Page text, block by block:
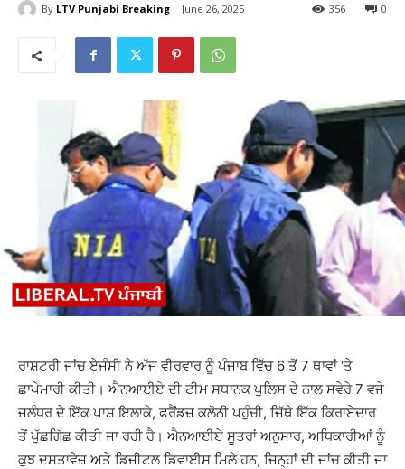
By LTV Punjabi Breaking June 26, 2025 0
356
ਰਾਸ਼ਟਰੀ ਜਾਂਚ ਏਜੰਸੀ ਨੇ ਅੱਜ ਵੀਰਵਾਰ ਨੂੰ ਪੰਜਾਬ ਵਿੱਚ 6 ਤੋਂ 7 ਥਾਵਾਂ ‘ਤੇ
ਛਾਪੇਮਾਰੀ ਕੀਤੀ। ਐਨਆਈਏ ਦੀ ਟੀਮ ਸਥਾਨਕ ਪੁਲਿਸ ਦੇ ਨਾਲ ਸਵੇਰੇ 7 ਵਜੇ
ਜਲੰਧਰ ਦੇ ਇੱਕ ਪਾਸ਼ ਇਲਾਕੇ, ਫਰੈਂਡਜ਼ ਕਲੋਨੀ ਪਹੁੰਚੀ, ਜਿੱਥੇ ਇੱਕ ਕਿਰਾਏਦਾਰ
ਤੋਂ ਪੁੱਛਗਿੱਛ ਕੀਤੀ ਜਾ ਰਹੀ ਹੈ। ਐਨਆਈਏ ਸੂਤਰਾਂ ਅਨੁਸਾਰ, ਅਧਿਕਾਰੀਆਂ ਨੂੰ
ਕੁਝ ਦਸਤਾਵੇਜ਼ ਅਤੇ ਡਿਜੀਟਲ ਡਿਵਾਈਸ ਮਿਲੇ ਹਨ, ਜਿਨ੍ਹਾਂ ਦੀ ਜਾਂਚ ਕੀਤੀ ਜਾ